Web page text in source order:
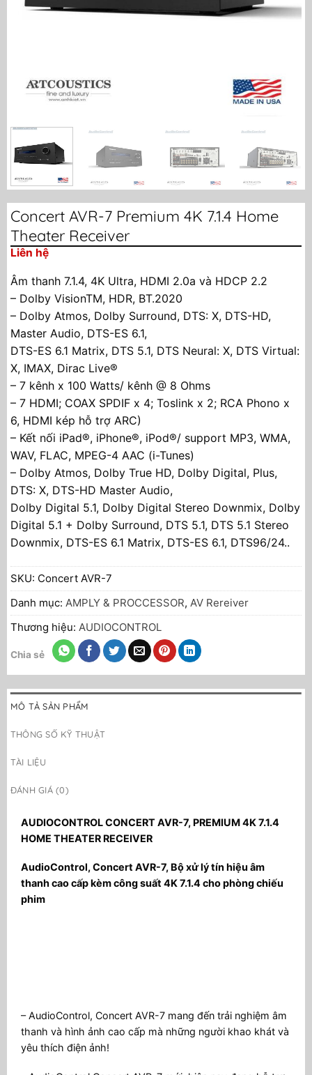
Concert AVR-7 Premium 4K 7.1.4 Home
Theater Receiver
Liên hệ
Âm thanh 7.1.4, 4K Ultra, HDMI 2.0a và HDCP 2.2
– Dolby VisionTM, HDR, BT.2020
– Dolby Atmos, Dolby Surround, DTS: X, DTS-HD,
Master Audio, DTS-ES 6.1,
DTS-ES 6.1 Matrix, DTS 5.1, DTS Neural: X, DTS Virtual:
X, IMAX, Dirac Live®
– 7 kênh x 100 Watts/ kênh @ 8 Ohms
– 7 HDMI; COAX SPDIF x 4; Toslink x 2; RCA Phono x
6, HDMI kép hỗ trợ ARC)
– Kết nối iPad®, iPhone®, iPod®/ support MP3, WMA,
WAV, FLAC, MPEG-4 AAC (i-Tunes)
– Dolby Atmos, Dolby True HD, Dolby Digital, Plus,
DTS: X, DTS-HD Master Audio,
Dolby Digital 5.1, Dolby Digital Stereo Downmix, Dolby
Digital 5.1 + Dolby Surround, DTS 5.1, DTS 5.1 Stereo
Downmix, DTS-ES 6.1 Matrix, DTS-ES 6.1, DTS96/24..
SKU: Concert AVR-7
Danh mục: AMPLY & PROCCESSOR, AV Rereiver
Thương hiệu: AUDIOCONTROL
Chia sẻ
MÔ TẢ SẢN PHẨM
THÔNG SỐ KỸ THUẬT
TÀI LIỆU
ĐÁNH GIÁ (0)
AUDIOCONTROL CONCERT AVR-7, PREMIUM 4K 7.1.4
HOME THEATER RECEIVER
AudioControl, Concert AVR-7, Bộ xử lý tín hiệu âm
thanh cao cấp kèm công suất 4K 7.1.4 cho phòng chiếu
phim
– AudioControl, Concert AVR-7 mang đến trải nghiệm âm
thanh và hình ảnh cao cấp mà những người khao khát và
yêu thích điện ảnh!